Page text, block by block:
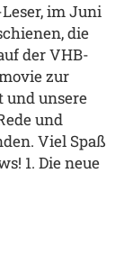
im Juni
die
der VHB-
zur
unsere
und
Viel Spaß
1. Die neue